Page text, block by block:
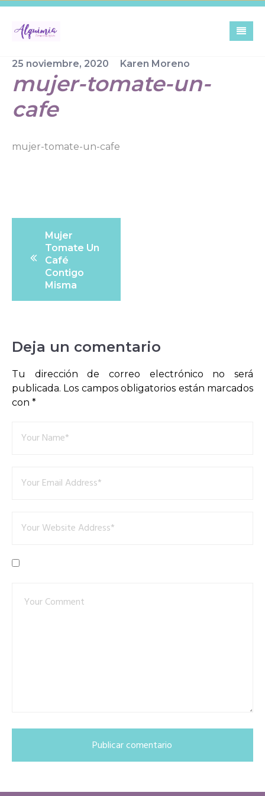
Skip
content
25 noviembre, 2020 Karen Moreno
mujer-tomate-un-
cafe
mujer-tomate-un-cafe
entradas
Mujer
Tomate Un
Café
Contigo
Misma
Deja un comentario
Tu dirección de correo electrónico no será
publicada. Los campos obligatorios están marcados
con *